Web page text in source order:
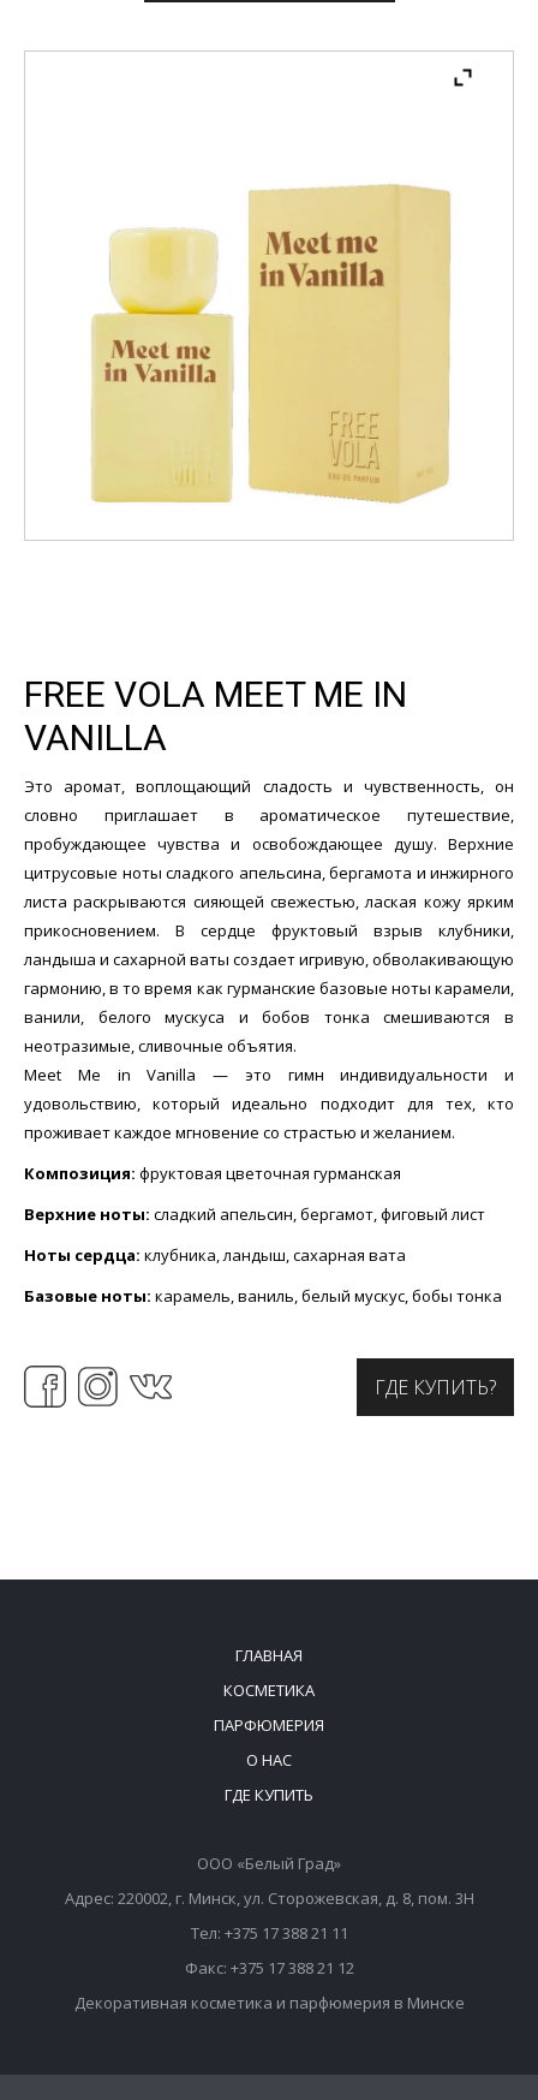
FREE VOLA MEET ME IN
VANILLA
Это аромат, воплощающий сладость и чувственность, он
словно приглашает в ароматическое путешествие,
пробуждающее чувства и освобождающее душу. Верхние
цитрусовые ноты сладкого апельсина, бергамота и инжирного
листа раскрываются сияющей свежестью, лаская кожу ярким
прикосновением. В сердце фруктовый взрыв клубники,
ландыша и сахарной ваты создает игривую, обволакивающую
гармонию, в то время как гурманские базовые ноты карамели,
ванили, белого мускуса и бобов тонка смешиваются в
неотразимые, сливочные объятия.
Meet Me in Vanilla — это гимн индивидуальности и
удовольствию, который идеально подходит для тех, кто
проживает каждое мгновение со страстью и желанием.
Композиция: фруктовая цветочная гурманская
Верхние ноты: сладкий апельсин, бергамот, фиговый лист
Ноты сердца: клубника, ландыш, сахарная вата
Базовые ноты: карамель, ваниль, белый мускус, бобы тонка
ГДЕ КУПИТЬ?
ГЛАВНАЯ
КОСМЕТИКА
ПАРФЮМЕРИЯ
О НАС
ГДЕ КУПИТЬ
ООО «Белый Град»
Адрес: 220002, г. Минск, ул. Сторожевская, д. 8, пом. 3Н
Тел: +375 17 388 21 11
Факс: +375 17 388 21 12
Декоративная косметика и парфюмерия в Минске